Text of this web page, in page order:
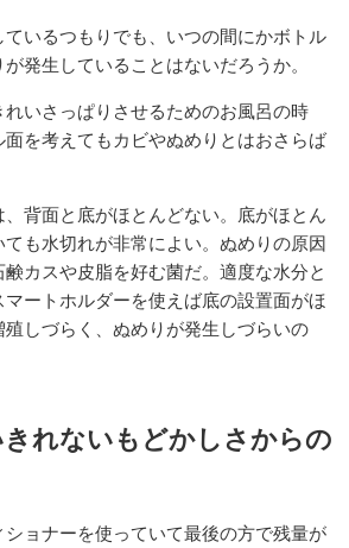
いるつもりでも、いつの間にかボトル
発生していることはないだろうか。
いさっぱりさせるためのお風呂の時
を考えてもカビやぬめりとはおさらば
背面と底がほとんどない。底がほとん
も水切れが非常によい。ぬめりの原因
カスや皮脂を好む菌だ。適度な水分と
ートホルダーを使えば底の設置面がほ
しづらく、ぬめりが発生しづらいの
れないもどかしさからの
ョナーを使っていて最後の方で残量が